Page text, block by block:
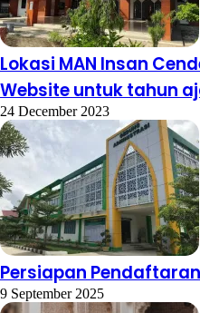
Lokasi MAN Insan
Website untuk tahun
24 December 2023
Persiapan Pendaftaran
9 September 2025